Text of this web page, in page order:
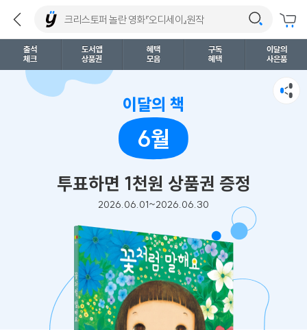
출석
체크
도서앱
상품권
혜택
모음
구독
혜택
이달의
사은품
이달의 책
6월
투표하면 1천원 상품권 증정
2026.06.01~2026.06.30